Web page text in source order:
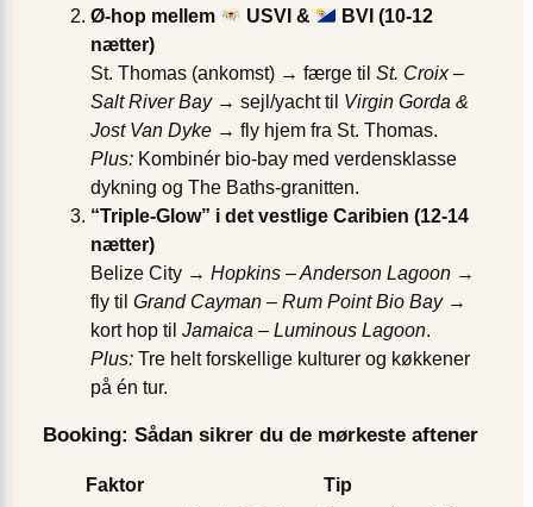
Ø-hop mellem
USVI &
BVI (10-12
nætter)
St. Thomas (ankomst) → færge til St. Croix –
Salt River Bay→ sejl/yacht til Virgin Gorda &
Jost Van Dyke → fly hjem fra St. Thomas.
Plus: Kombinér bio-bay med verdensklasse
dykning og The Baths-granitten.
“Triple-Glow” i det vestlige Caribien (12-14
nætter)
Belize City → Hopkins – Anderson Lagoon →
fly til Grand Cayman – Rum Point Bio Bay→
kort hop til Jamaica – Luminous Lagoon.
Plus: Tre helt forskellige kulturer og køkkener
på én tur.
Booking: Sådan sikrer du de mørkeste aftener
Faktor Tip